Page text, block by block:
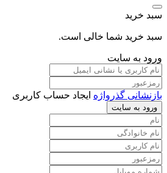
شما خالی است.
سایت
گذرواژه ایجاد حساب کاربری
سایت